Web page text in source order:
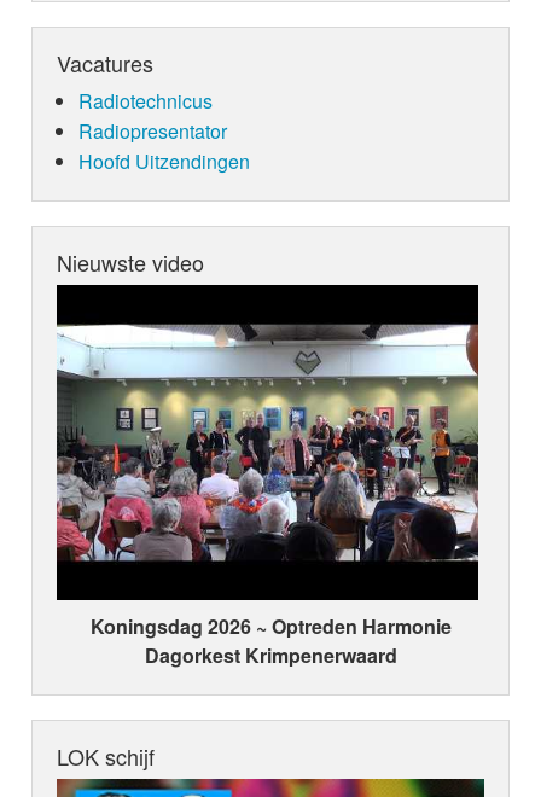
Vacatures
Radiotechnicus
Radiopresentator
Hoofd Uitzendingen
Nieuwste video
Koningsdag 2026 ~ Optreden Harmonie
Dagorkest Krimpenerwaard
LOK schijf